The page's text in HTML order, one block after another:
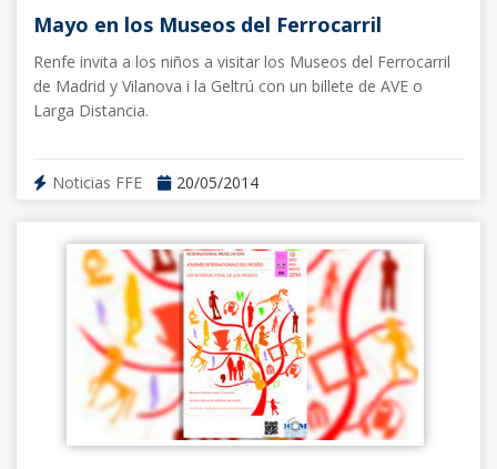
Mayo en los Museos del Ferrocarril
Renfe invita a los niños a visitar los Museos del Ferrocarril
de Madrid y Vilanova i la Geltrú con un billete de AVE o
Larga Distancia.
Noticias FFE 20/05/2014